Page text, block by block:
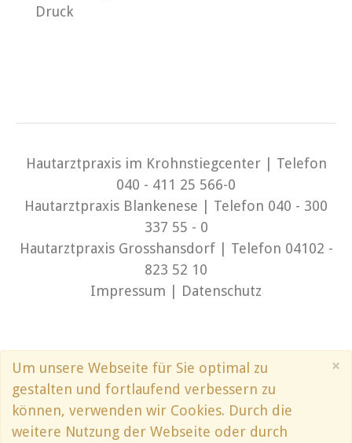
Druck
Hautarztpraxis im Krohnstiegcenter | Telefon
040 - 411 25 566-0
Hautarztpraxis Blankenese | Telefon 040 - 300
337 55 - 0
Hautarztpraxis Grosshansdorf | Telefon 04102 -
823 52 10
Impressum
Datenschutz
×
Um unsere Webseite für Sie optimal zu
gestalten und fortlaufend verbessern zu
können, verwenden wir Cookies. Durch die
weitere Nutzung der Webseite oder durch